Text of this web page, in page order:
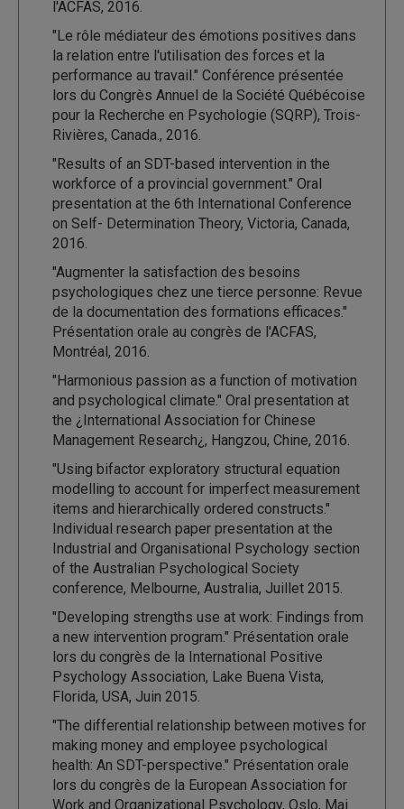
l'ACFAS, 2016.
"Le rôle médiateur des émotions positives dans
la relation entre l'utilisation des forces et la
performance au travail." Conférence présentée
lors du Congrès Annuel de la Société Québécoise
pour la Recherche en Psychologie (SQRP), Trois-
Rivières, Canada., 2016.
"Results of an SDT-based intervention in the
workforce of a provincial government." Oral
presentation at the 6th International Conference
on Self- Determination Theory, Victoria, Canada,
2016.
"Augmenter la satisfaction des besoins
psychologiques chez une tierce personne: Revue
de la documentation des formations efficaces."
Présentation orale au congrès de l'ACFAS,
Montréal, 2016.
"Harmonious passion as a function of motivation
and psychological climate." Oral presentation at
the ¿International Association for Chinese
Management Research¿, Hangzou, Chine, 2016.
"Using bifactor exploratory structural equation
modelling to account for imperfect measurement
items and hierarchically ordered constructs."
Individual research paper presentation at the
Industrial and Organisational Psychology section
of the Australian Psychological Society
conference, Melbourne, Australia, Juillet 2015.
"Developing strengths use at work: Findings from
a new intervention program." Présentation orale
lors du congrès de la International Positive
Psychology Association, Lake Buena Vista,
Florida, USA, Juin 2015.
"The differential relationship between motives for
making money and employee psychological
health: An SDT-perspective." Présentation orale
lors du congrès de la European Association for
Work and Organizational Psychology, Oslo, Mai